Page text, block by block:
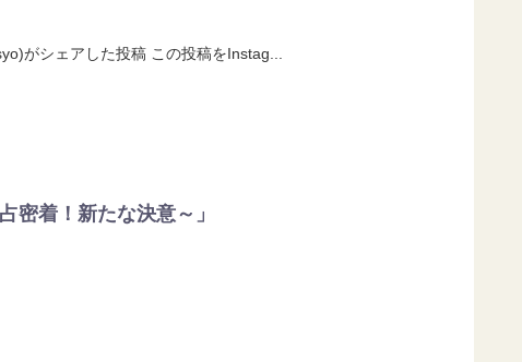
がシェアした投稿 この投稿をInstag...
密着！新たな決意～」